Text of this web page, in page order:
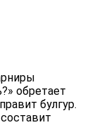
обретает
булгур.